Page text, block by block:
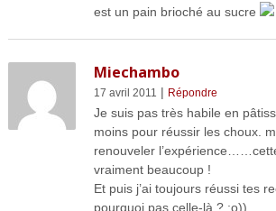
est un pain brioché au sucre
Miechambo
17 avril 2011 | Répondre
Je suis pas très habile en
moins pour réussir les choux.
renouveler
vraiment beaucoup !
Et puis j’ai toujours réussi tes
pourquoi pas celle-là ? ;o))